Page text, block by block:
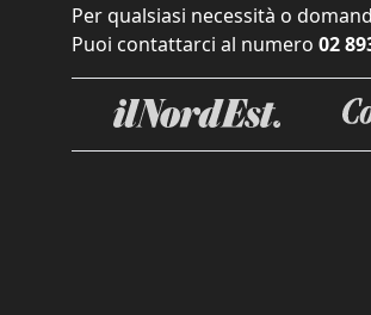
Per qualsiasi necessità o
Puoi contattarci al numero 02